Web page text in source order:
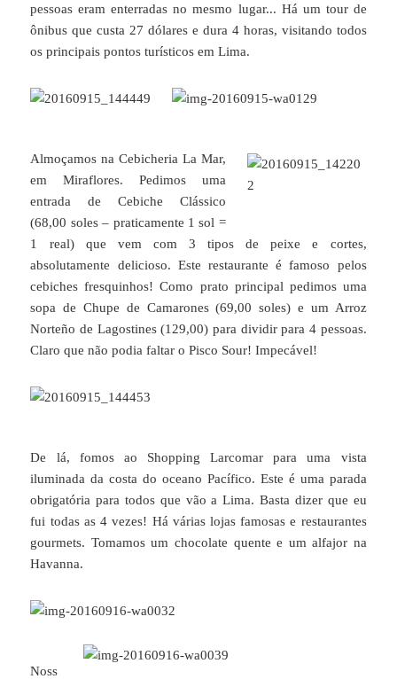
pessoas eram enterradas no mesmo lugar... Há um tour de
ônibus que custa 27 dólares e dura 4 horas, visitando todos
os principais pontos turísticos em Lima.
Almoçamos na Cebicheria La Mar,
em Miraflores. Pedimos uma
entrada de Cebiche Clássico
(68,00 soles – praticamente 1 sol =
1 real) que vem com 3 tipos de peixe e cortes,
absolutamente delicioso. Este restaurante é famoso pelos
cebiches fresquinhos! Como prato principal pedimos uma
sopa de Chupe de Camarones (69,00 soles) e um Arroz
Norteño de Lagostines (129,00) para dividir para 4 pessoas.
Claro que não podia faltar o Pisco Sour! Impecável!
De lá, fomos ao Shopping Larcomar para uma vista
iluminada da costa do oceano Pacífico. Este é uma parada
obrigatória para todos que vão a Lima. Basta dizer que eu
fui todas as 4 vezes! Há várias lojas famosas e restaurantes
gourmets. Tomamos um chocolate quente e um alfajor na
Havanna.
Noss